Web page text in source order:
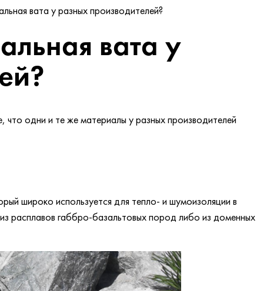
вата у разных производителей?
вата у
что одни и те же материалы у разных производителей
широко используется для тепло- и шумоизоляции в
расплавов габбро-базальтовых пород либо из доменных